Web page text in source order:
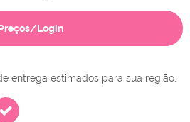
Login
entrega estimados para sua região: